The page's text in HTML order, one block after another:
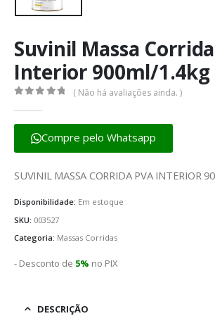
Suvinil Massa
Interior 900ml/1.4kg
( Não há avaliações ainda. )
Compre pelo Whatsapp
SUVINIL MASSA CORRIDA PVA INTERIOR
Disponibilidade: Em estoque
SKU: 003527
Categoria: Massas Corridas
- Desconto de 5% no PIX
DESCRIÇÃO